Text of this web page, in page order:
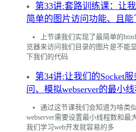
第33讲:套路训练课：让
简单的图片访问功能、且
上节课我们实现了最简单的
览器来访问我们目录的图片是不能
下我们的代码
第34讲:让我们的Socket
问、模拟webserver的最小
通过这节课我们会知道为啥类
webserver需要设置最小线程数和最
我们学习web开发就容易的多